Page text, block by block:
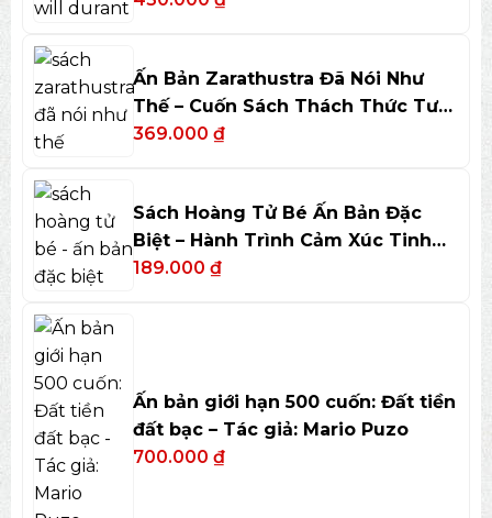
Ấn Bản Zarathustra Đã Nói Như
Thế – Cuốn Sách Thách Thức Tư
Duy
369.000 ₫
Sách Hoàng Tử Bé Ấn Bản Đặc
Biệt – Hành Trình Cảm Xúc Tinh
Tế
189.000 ₫
Ấn bản giới hạn 500 cuốn: Đất tiền
đất bạc – Tác giả: Mario Puzo
700.000 ₫